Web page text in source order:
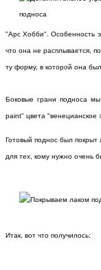
"Арс Хобби". Особенность
что она не расплывается,
ту форму, в которой она
Боковые грани подноса
paint" цвета "венецианское
Готовый поднос был
для тех, кому нужно очень
Итак, вот что получилось: